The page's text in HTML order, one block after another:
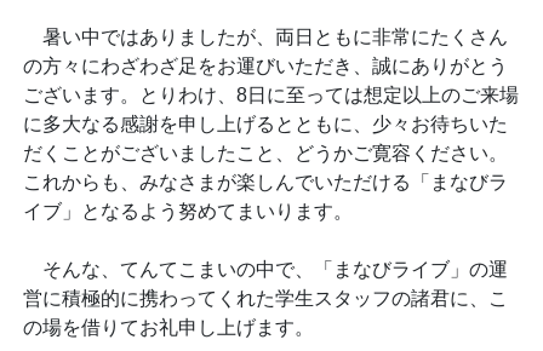
暑い中ではありましたが、両日ともに非常にたくさん
の方々にわざわざ足をお運びいただき、誠にありがとう
ございます。とりわけ、8日に至っては想定以上のご来場
に多大なる感謝を申し上げるとともに、少々お待ちいた
だくことがございましたこと、どうかご寛容ください。
これからも、みなさまが楽しんでいただける「まなびラ
イブ」となるよう努めてまいります。
そんな、てんてこまいの中で、「まなびライブ」の運
営に積極的に携わってくれた学生スタッフの諸君に、こ
の場を借りてお礼申し上げます。